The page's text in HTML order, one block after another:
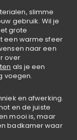
slimme
gebruik. Wil je
grote
een warme sfeer
naar een
over
als je een
voegen.
en afwerking.
en de juiste
mooi is, maar
badkamer waar